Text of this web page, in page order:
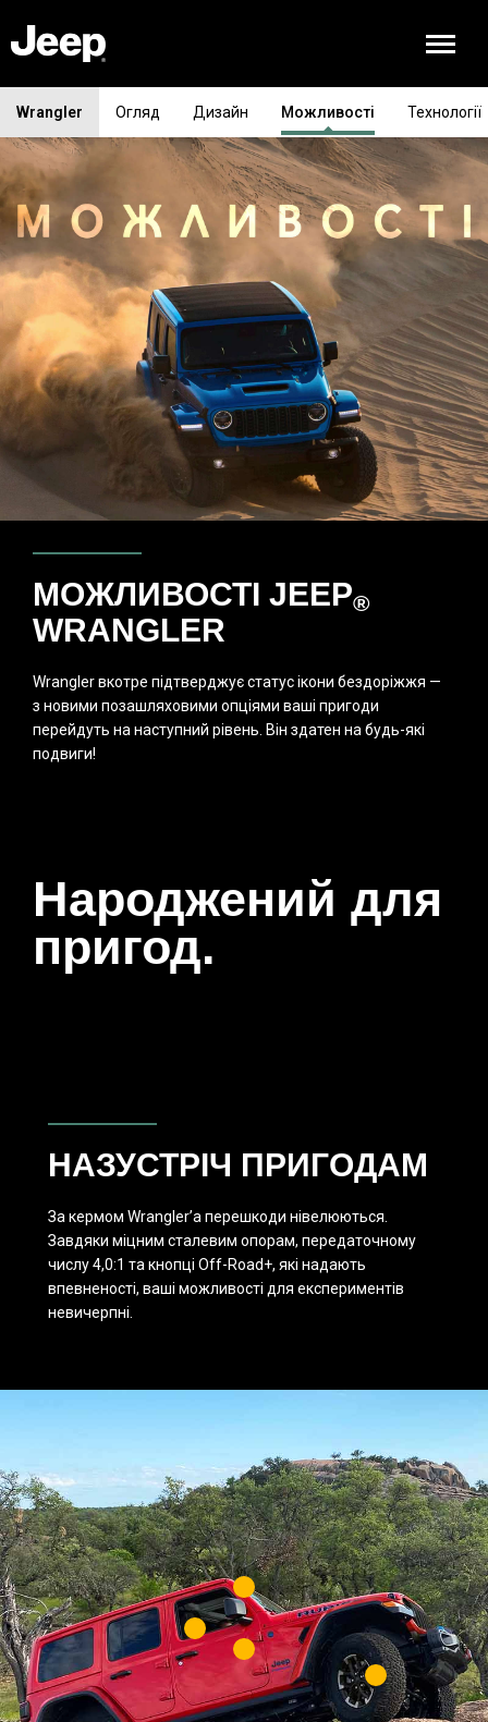
Wrangler Огляд Дизайн Можливості Технології
МОЖЛИВОСТІ JEEP®
WRANGLER
Wrangler вкотре підтверджує статус ікони бездоріжжя —
з новими позашляховими опціями ваші пригоди
перейдуть на наступний рівень. Він здатен на будь-які
подвиги!
Народжений для
пригод.
НАЗУСТРІЧ ПРИГОДАМ
За кермом Wrangler’а перешкоди нівелюються.
Завдяки міцним сталевим опорам, передаточному
числу 4,0:1 та кнопці Off-Road+, які надають
впевненості, ваші можливості для експериментів
невичерпні.